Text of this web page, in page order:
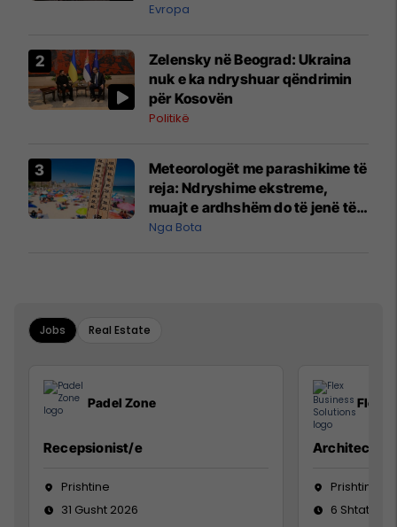
Evropa
Zelensky në Beograd: Ukraina
nuk e ka ndryshuar qëndrimin
për Kosovën
Politikë
Meteorologët me parashikime të
reja: Ndryshime ekstreme,
muajt e ardhshëm do të jenë të
pazakontë
Nga Bota
Jobs Real Estate
Padel Zone
Recepsionist/e
Prishtine
31 Gusht 2026
Flex
Architect
Prishtinë
6 Shtator